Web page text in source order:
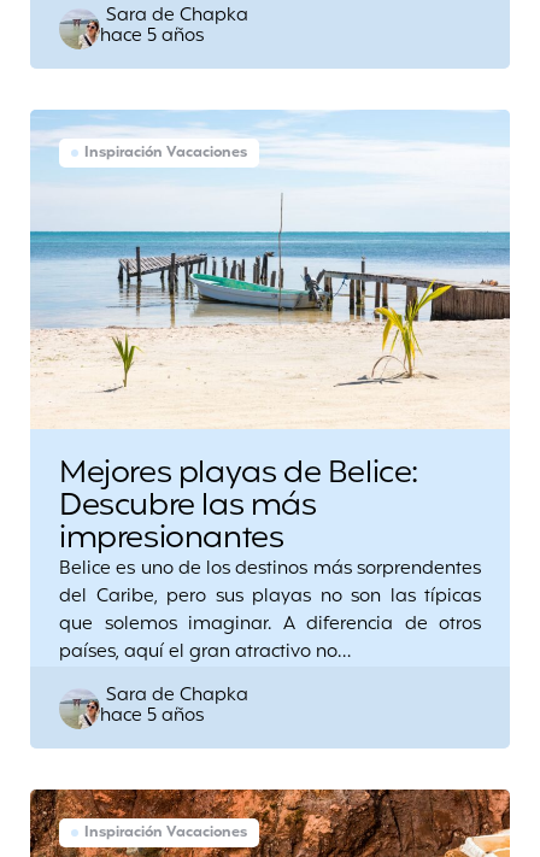
Posted
by
Sara de Chapka
hace 5 años
Inspiración Vacaciones
Mejores playas de Belice:
Descubre las más
impresionantes
Belice es uno de los destinos más sorprendentes
del Caribe, pero sus playas no son las típicas
que solemos imaginar. A diferencia de otros
países, aquí el gran atractivo no…
Posted
by
Sara de Chapka
hace 5 años
Inspiración Vacaciones